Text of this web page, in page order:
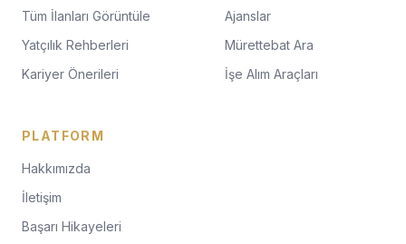
Tüm İlanları Görüntüle
Yatçılık Rehberleri
Kariyer Önerileri
Ajanslar
Mürettebat Ara
İşe Alım Araçları
PLATFORM
Hakkımızda
İletişim
Başarı Hikayeleri